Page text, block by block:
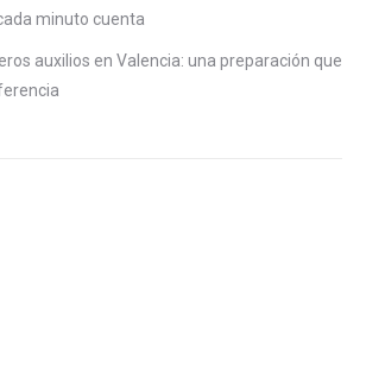
minuto cuenta
auxilios en Valencia: una preparación que